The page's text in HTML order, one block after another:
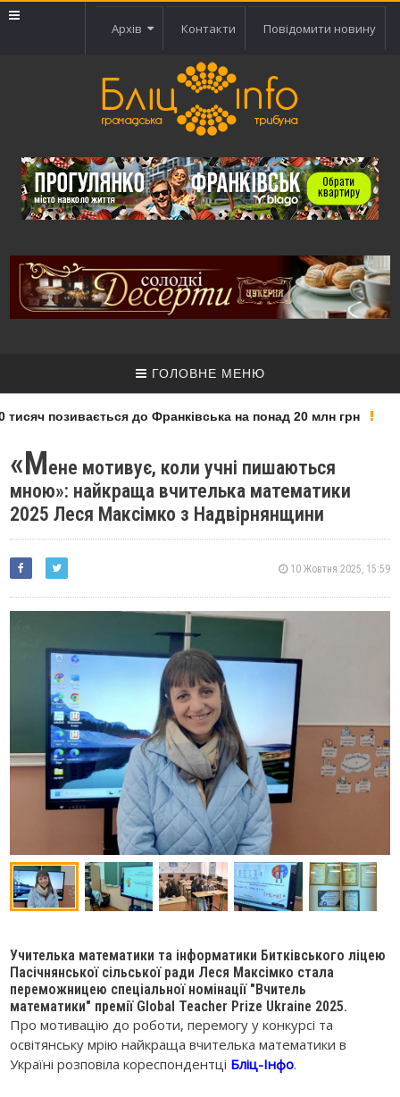
Архів Контакти Повідомити новину
ГОЛОВНЕ МЕНЮ
позивається до Франківська на понад 20 млн грн
«Мене мотивує, коли учні пишаються
мною»: найкраща вчителька математики
2025 Леся Максімко з Надвірнянщини
10 Жовтня 2025, 15:59
Учителька математики та інформатики Битківського ліцею
Пасічнянської сільської ради Леся Максімко стала
переможницею спеціальної номінації "Вчитель
математики" премії Global Teacher Prize Ukraine 2025.
Про мотивацію до роботи, перемогу у конкурсі та
освітянську мрію найкраща вчителька математики в
Україні розповіла кореспондентці Бліц-Інфо.